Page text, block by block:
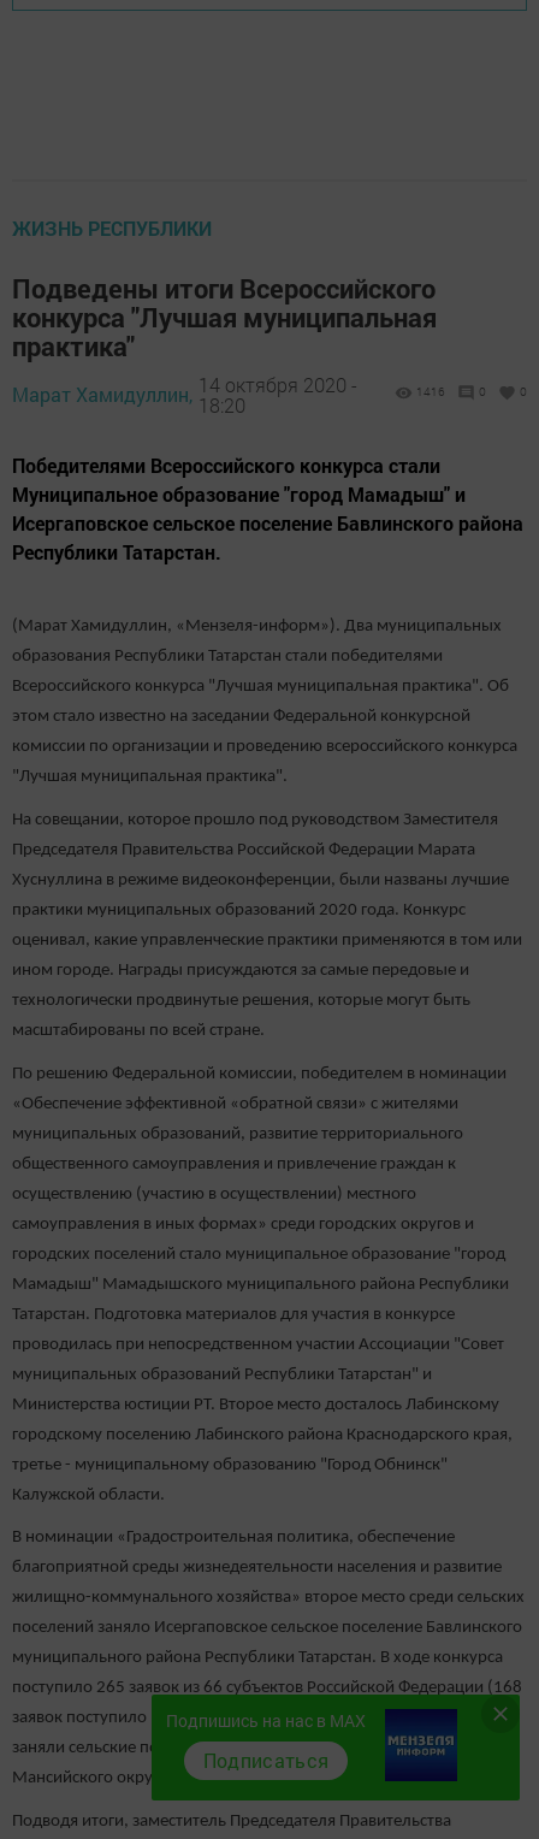
ЖИЗНЬ РЕСПУБЛИКИ
Подведены итоги Всероссийского
конкурса "Лучшая муниципальная
практика"
Марат Хамидуллин, 14 октября 2020 -
18:20
1416 0 0
Победителями Всероссийского конкурса стали
Муниципальное образование "город Мамадыш" и
Исергаповское сельское поселение Бавлинского района
Республики Татарстан.
(Марат Хамидуллин, «Мензеля-информ»). Два муниципальных
образования Республики Татарстан стали победителями
Всероссийского конкурса "Лучшая муниципальная практика". Об
этом стало известно на заседании Федеральной конкурсной
комиссии по организации и проведению всероссийского конкурса
"Лучшая муниципальная практика".
На совещании, которое прошло под руководством Заместителя
Председателя Правительства Российской Федерации Марата
Хуснуллина в режиме видеоконференции, были названы лучшие
практики муниципальных образований 2020 года. Конкурс
оценивал, какие управленческие практики применяются в том или
ином городе. Награды присуждаются за самые передовые и
технологически продвинутые решения, которые могут быть
масштабированы по всей стране.
По решению Федеральной комиссии, победителем в номинации
«Обеспечение эффективной «обратной связи» с жителями
муниципальных образований, развитие территориального
общественного самоуправления и привлечение граждан к
осуществлению (участию в осуществлении) местного
самоуправления в иных формах» среди городских округов и
городских поселений стало муниципальное образование "город
Мамадыш" Мамадышского муниципального района Республики
Татарстан. Подготовка материалов для участия в конкурсе
проводилась при непосредственном участии Ассоциации "Совет
муниципальных образований Республики Татарстан" и
Министерства юстиции РТ. Второе место досталось Лабинскому
городскому поселению Лабинского района Краснодарского края,
третье - муниципальному образованию "Город Обнинск"
Калужской области.
В номинации «Градостроительная политика, обеспечение
благоприятной среды жизнедеятельности населения и развитие
жилищно-коммунального хозяйства» второе место среди сельских
поселений заняло Исергаповское сельское поселение Бавлинского
муниципального района Республики Татарстан. В ходе конкурса
поступило 265 заявок из 66 субъектов Российской Федерации (168
заявок поступило из городов, 97 — из сел). Первое и третье места
заняли сельские поселения Липецкой области и Ханты-
Мансийского округа – Югры соответственно.
Подводя итоги, заместитель Председателя Правительства
Подпишись на нас в MAX
Подписаться